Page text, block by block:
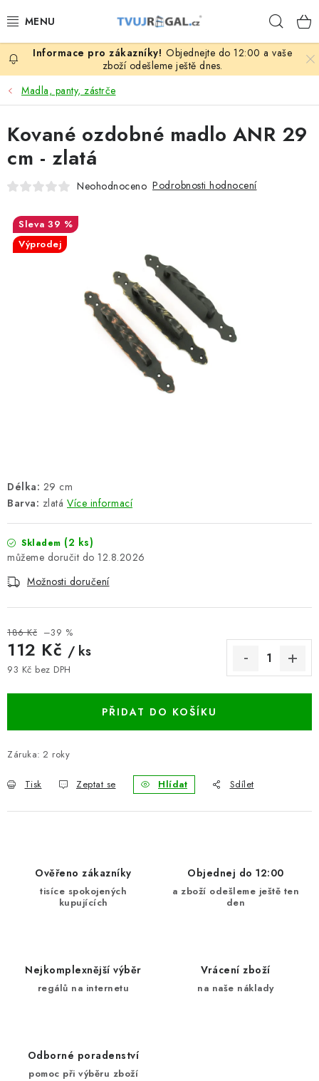
na
ZBOŽÍ ZA NÁKUPNÍ CENY
REGÁLY PODLE ROZMĚRŮ MATERIÁLU A SÉRIÍ
NEREZOVÉ A GASTRO PRODUKTY
DŮM, BYT
FIRMA, GARÁŽ, DÍLNA, SKLEP
ŽEBŘÍKY SCHŮDKY A LEŠENÍ
PARKOVACÍ BLOKÁDY
ČASTO KLADENÉ DOTAZY
B2B - VELKOOBCHOD
NAPIŠTE NÁM
BLOG
Kontakty Hodnocení obchodu
Reklamace zboží
Odstoupení od kupní smlouvy
Často kladené dotazy
Cookies
Bezpečnostní certifikáty
Objednejte do 12:00 a vaše
zboží odešleme ještě dnes.
Madla, panty, zástrče
Délka: 29 cm
Barva: zlatá Více informací
Skladem (2 ks)
12.8.2026
Možnosti doručení
186 Kč –39 %
112 Kč / ks
93 Kč bez DPH
PŘIDAT DO KOŠÍKU
Záruka: 2 roky
Tisk Zeptat se Hlídat Sdílet
Kované ozdobné madlo ANR 29
cm - zlatá
Neohodnoceno Podrobnosti hodnocení
39 %
Výprodej
Ověřeno zákazníky
tisíce spokojených
kupujících
Objednej do 12:00
a zboží odešleme ještě ten
den
Nejkomplexnější výběr
regálů na internetu
Vrácení zboží
na naše náklady
Odborné poradenství
pomoc při výběru zboží